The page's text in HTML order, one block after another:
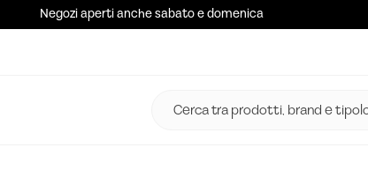
Negozi aperti anche sabato e domenica